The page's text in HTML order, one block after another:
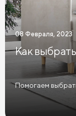
Кровати тёмного
Кровати
Кровати в
Кровати в
Кровати в
08 Февраля, 2023
Как
Помогаем